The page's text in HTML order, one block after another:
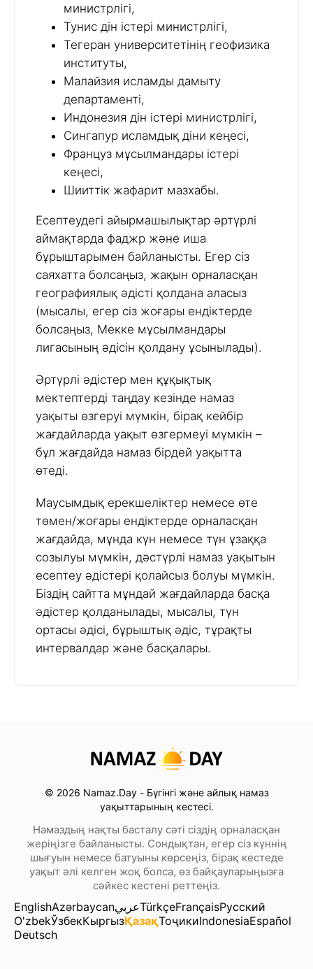
министрлігі,
Тунис дін істері министрлігі,
Тегеран университетінің геофизика
институты,
Малайзия исламды дамыту
департаменті,
Индонезия дін істері министрлігі,
Сингапур исламдық діни кеңесі,
Француз мұсылмандары істері
кеңесі,
Шииттік жафарит мазхабы.
Есептеудегі айырмашылықтар әртүрлі
аймақтарда фаджр және иша
бұрыштарымен байланысты. Егер сіз
саяхатта болсаңыз, жақын орналасқан
географиялық әдісті қолдана аласыз
(мысалы, егер сіз жоғары ендіктерде
болсаңыз, Мекке мұсылмандары
лигасының әдісін қолдану ұсынылады).
Әртүрлі әдістер мен құқықтық
мектептерді таңдау кезінде намаз
уақыты өзгеруі мүмкін, бірақ кейбір
жағдайларда уақыт өзгермеуі мүмкін –
бұл жағдайда намаз бірдей уақытта
өтеді.
Маусымдық ерекшеліктер немесе өте
төмен/жоғары ендіктерде орналасқан
жағдайда, мұнда күн немесе түн ұзаққа
созылуы мүмкін, дәстүрлі намаз уақытын
есептеу әдістері қолайсыз болуы мүмкін.
Біздің сайтта мұндай жағдайларда басқа
әдістер қолданылады, мысалы, түн
ортасы әдісі, бұрыштық әдіс, тұрақты
интервалдар және басқалары.
© 2026 Namaz.Day - Бүгінгі және айлық намаз
уақыттарының кестесі.
Намаздың нақты басталу сәті сіздің орналасқан
жеріңізге байланысты. Сондықтан, егер сіз күннің
шығуын немесе батуыны көрсеңіз, бірақ кестеде
уақыт әлі келген жоқ болса, өз байқауларыңызға
сәйкес кестені реттеңіз.
EnglishAzərbaycanعربيTürkçeFrançaisРусский
O'zbekЎзбекКыргызҚазақТоҷикиIndonesiaEspañol
Deutsch